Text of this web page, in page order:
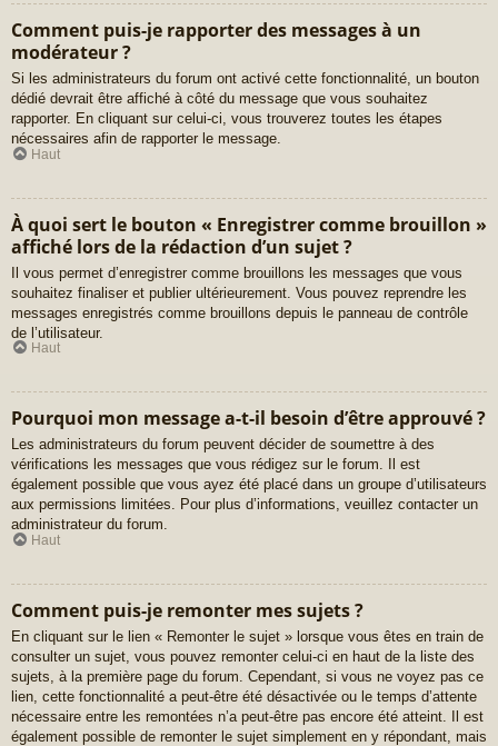
Comment puis-je rapporter des messages à un
modérateur ?
Si les administrateurs du forum ont activé cette fonctionnalité, un bouton
dédié devrait être affiché à côté du message que vous souhaitez
rapporter. En cliquant sur celui-ci, vous trouverez toutes les étapes
nécessaires afin de rapporter le message.
Haut
À quoi sert le bouton « Enregistrer comme brouillon »
affiché lors de la rédaction d’un sujet ?
Il vous permet d’enregistrer comme brouillons les messages que vous
souhaitez finaliser et publier ultérieurement. Vous pouvez reprendre les
messages enregistrés comme brouillons depuis le panneau de contrôle
de l’utilisateur.
Haut
Pourquoi mon message a-t-il besoin d’être approuvé ?
Les administrateurs du forum peuvent décider de soumettre à des
vérifications les messages que vous rédigez sur le forum. Il est
également possible que vous ayez été placé dans un groupe d’utilisateurs
aux permissions limitées. Pour plus d’informations, veuillez contacter un
administrateur du forum.
Haut
Comment puis-je remonter mes sujets ?
En cliquant sur le lien « Remonter le sujet » lorsque vous êtes en train de
consulter un sujet, vous pouvez remonter celui-ci en haut de la liste des
sujets, à la première page du forum. Cependant, si vous ne voyez pas ce
lien, cette fonctionnalité a peut-être été désactivée ou le temps d’attente
nécessaire entre les remontées n’a peut-être pas encore été atteint. Il est
également possible de remonter le sujet simplement en y répondant, mais